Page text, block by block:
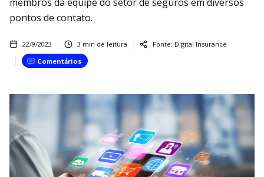
pontos de contato.
22/9/2023 3 min de leitura Fonte: Digital Insurance
Comentários